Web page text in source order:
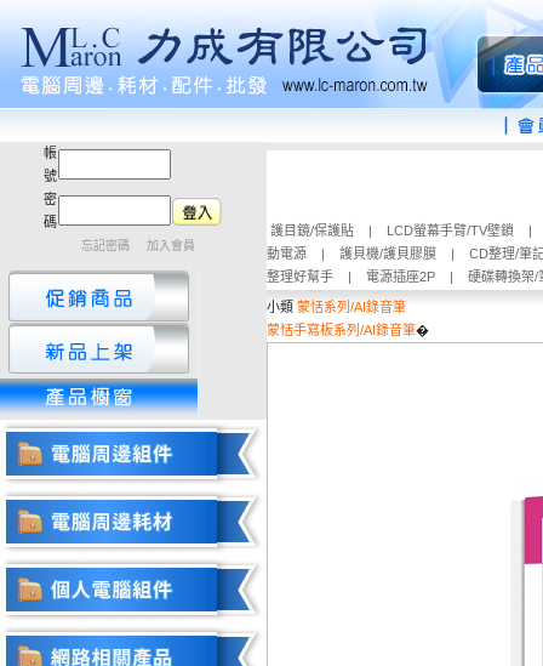
帳
號
密
碼
忘記密碼 加入會員
護目鏡/保護貼 | LCD螢幕手臂/TV壁鎖
|
動電源
| 護貝機/護貝膠膜 |
CD整理/筆
整理好幫手
| 電源插座2P | 硬碟轉換架
小類 蒙恬系列/AI錄音筆
蒙恬手寫板系列/AI錄音筆�